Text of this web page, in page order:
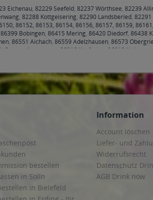
Eichenau, 82229 Seefeld, 82237 Wörthsee, 82239
, 82288 Kottgeisering, 82290 Landsberied,
86152, 86153, 86154, 86156, 86157, 86159,
86399 Bobingen, 86415 Mering, 86420 Diedorf, 86438
, 86551 Aichach, 86559 Adelzhausen, 86573
am Ammersee 86916 Kaufering 86919 Utting am
Bösleben-Wüllersleben, Dornheim, Osthausen-
Daasdorf am Berge, Hopfgarten, Isseroda,
Kleinschwabhausen, Kromsdorf, Lehnstedt,
bestellen
in Solln
in Bielefeld
Information
Account löschen
Liefer- und
Widerrufsrecht
Datenschutz
AGB Drink now